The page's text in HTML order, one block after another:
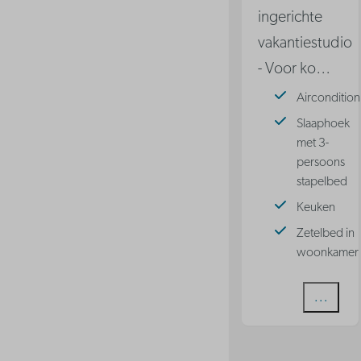
ingerichte
vakantiestudio
- Voor ko…
Slaaphoek
met 3-
persoons
stapelbed
Keuken
Zetelbed in
woonkamer
Bekijken